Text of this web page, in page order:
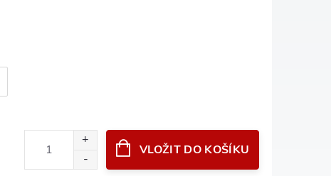
VLOŽIT DO KOŠÍKU